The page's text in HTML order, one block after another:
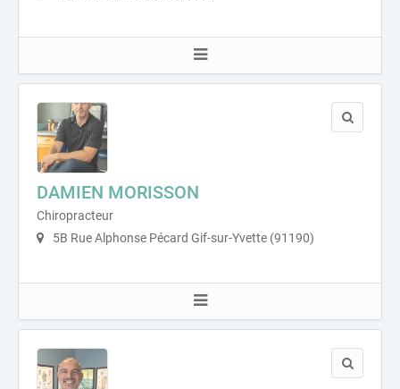
DAMIEN MORISSON
Chiropracteur
5B Rue Alphonse Pécard Gif-sur-Yvette (91190)